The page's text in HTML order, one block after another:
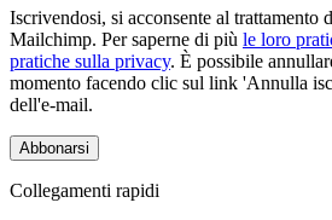
Iscrivendosi, si acconsente al trattamento
Mailchimp. Per saperne di più le loro
pratiche sulla privacy. È possibile
momento facendo clic sul link 'Annulla
dell'e-mail.
Collegamenti rapidi